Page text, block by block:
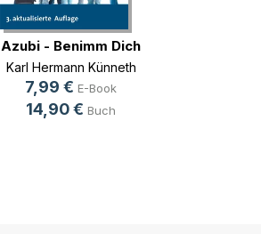
Azubi - Benimm Dich
Karl Hermann Künneth
7,99 € E-Book
14,90 € Buch